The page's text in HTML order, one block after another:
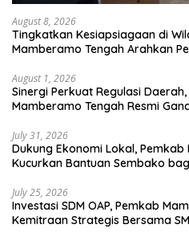
August 8, 2026
Tingkatkan Kesiapsiagaan di
Mamberamo Tengah Arahkan
August 1, 2026
Sinergi Perkuat Regulasi
Mamberamo Tengah Resmi
July 31, 2026
Dukung Ekonomi Lokal,
Kucurkan Bantuan Sembako
July 25, 2026
Investasi SDM OAP, Pemkab
Kemitraan Strategis Bersama